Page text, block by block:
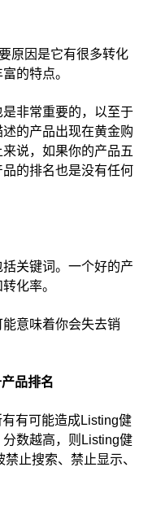
原因是它有很多转化
的特点。
非常重要的，以至于
的产品出现在黄金购
说，如果你的产品五
的排名也是没有任何
关键词。一个好的产
化率。
意味着你会失去销
品排名
有可能造成Listing健
数越高，则Listing健
止搜索、禁止显示、